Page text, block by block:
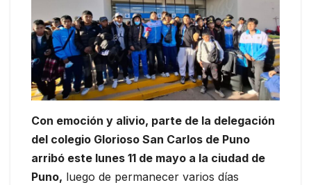
Con emoción y alivio, parte de la delegación
del colegio Glorioso San Carlos de Puno
arribó este lunes 11 de mayo a la ciudad de
Puno, luego de permanecer varios días